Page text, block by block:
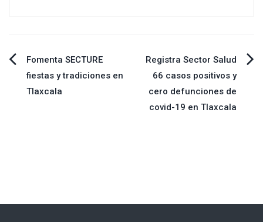
Navegación
de
Fomenta SECTURE
fiestas y tradiciones en
Tlaxcala
Registra Sector Salud
66 casos positivos y
cero defunciones de
covid-19 en Tlaxcala